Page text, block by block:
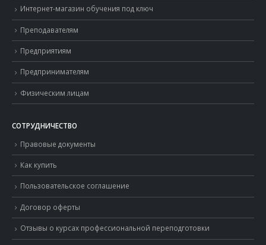
Интернет-магазин обучения под ключ
Преподавателям
Предприятиям
Предпринимателям
Физическим лицам
СОТРУДНИЧЕСТВО
Правовые документы
Как купить
Пользовательское соглашение
Договор оферты
Отзывы о курсах профессиональной переподготовки